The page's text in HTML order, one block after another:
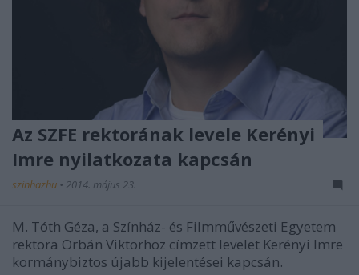
Az SZFE rektorának levele Kerényi
Imre nyilatkozata kapcsán
szinhazhu • 2014. május 23.
M. Tóth Géza, a Színház- és Filmművészeti Egyetem
rektora Orbán Viktorhoz címzett levelet Kerényi Imre
kormánybiztos újabb kijelentései kapcsán.